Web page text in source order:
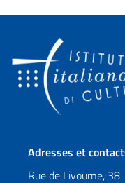
Section
Adresses et
Rue de Livourne, 38